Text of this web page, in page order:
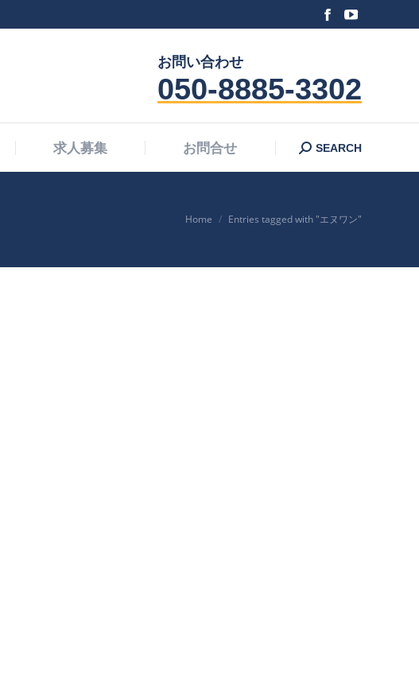
Facebook
in
new
window
YouTube
in
new
window
お問い合わせ
050-8885-3302
求人募集 お問合せ Search:
SEARCH
You are here:
Home Entries tagged with "エヌワン"